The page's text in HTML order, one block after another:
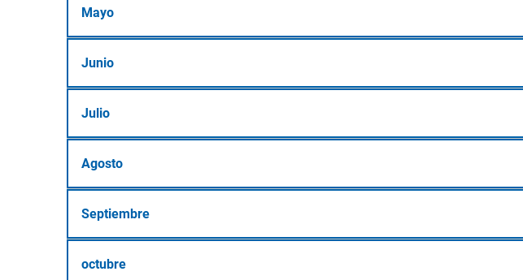
Mayo
Junio
Julio
Agosto
Septiembre
octubre